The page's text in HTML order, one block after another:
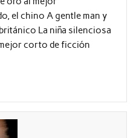
el chino A gentle man y
La niña silenciosa
corto de ficción